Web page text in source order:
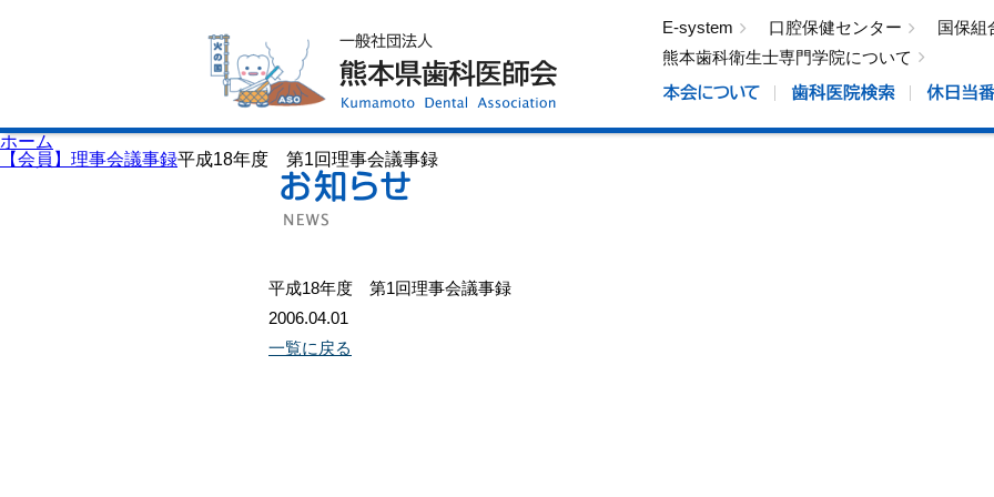
E-system 口腔保健センター
国保組
熊本歯科衛生士専門学院について
ホーム
【会員】理事会議事録平成18年度 第1回理事会議事録
平成18年度 第1回理事会議事録
2006.04.01
一覧に戻る
歯科医院検索
休日当番医
イベント案内
歯の豆知識
口腔保健センター
国保組合からのお知らせ
熊本歯科衛生士専門学院
会員専用ページ
プライバシーポリシー
サイトマップ